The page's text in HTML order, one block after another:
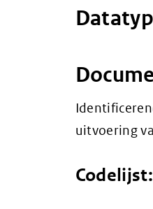
uitvoering
Codelijst: